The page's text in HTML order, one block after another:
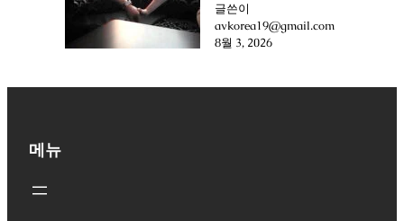
글쓴이
avkorea19@gmail.com
8월 3, 2026
메뉴